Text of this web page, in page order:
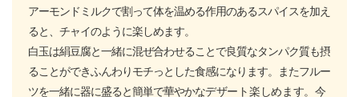
アーモンドミルクで割って体を温める作用のあるスパイスを加え
ると、チャイのように楽しめます。
白玉は絹豆腐と一緒に混ぜ合わせることで良質なタンパク質も摂
ることができふんわりモチっとした食感になります。またフルー
ツを一緒に器に盛ると簡単で華やかなデザート楽しめます。今